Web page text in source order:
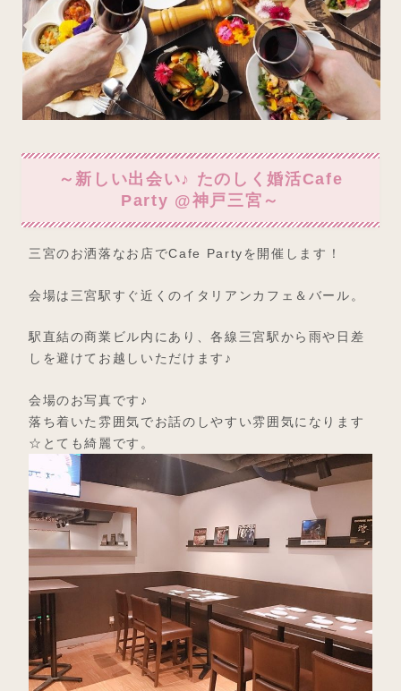
～新しい出会い♪ たのしく婚活Cafe
Party @神戸三宮～
三宮のお洒落なお店でCafe Partyを開催します！
会場は三宮駅すぐ近くのイタリアンカフェ＆バール。
駅直結の商業ビル内にあり、各線三宮駅から雨や日差
しを避けてお越しいただけます♪
会場のお写真です♪
落ち着いた雰囲気でお話のしやすい雰囲気になります
☆とても綺麗です。